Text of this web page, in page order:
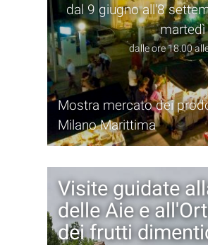
dal 9 giugno all'8
martedì
dalle ore 18.00
Mostra mercato dei
Milano Marittima
Visite guidate
delle Aie e
dei frutti